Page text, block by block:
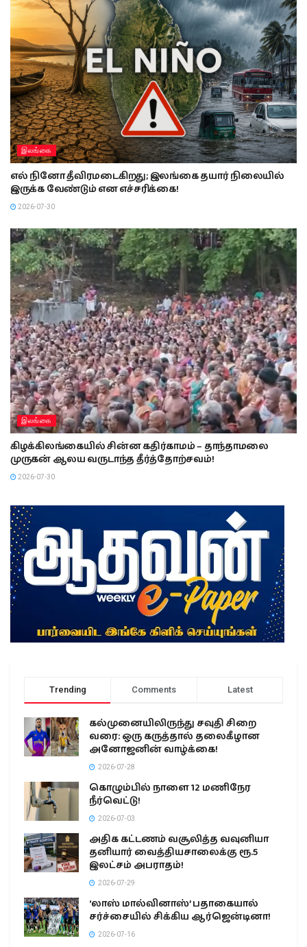
இலங்கை
எல் நினோ தீவிரமடைகிறது; இலங்கை தயார் நிலையில்
இருக்க வேண்டும் என எச்சரிக்கை!
2026-07-30
இலங்கை
கிழக்கிலங்கையில் சின்ன கதிர்காமம் – தாந்தாமலை
முருகன் ஆலய வருடாந்த தீர்த்தோற்சவம்!
2026-07-30
Trending Comments Latest
கல்முனையிலிருந்து சவுதி சிறை
வரை: ஒரு கருத்தால் தலைகீழான
அனோஜனின் வாழ்க்கை!
2026-07-28
கொழும்பில் நாளை 12 மணிநேர
நீர்வெட்டு!
2026-07-03
அதிக கட்டணம் வசூலித்த வவுனியா
தனியார் வைத்தியசாலைக்கு ரூ.5
இலட்சம் அபராதம்!
2026-07-29
‘லாஸ் மால்வினாஸ்’ பதாகையால்
சர்ச்சையில் சிக்கிய ஆர்ஜென்டினா!
2026-07-16